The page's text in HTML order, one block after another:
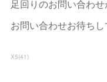
足回りのお問い合わ
お問い合わせお待ちし
X5(41)